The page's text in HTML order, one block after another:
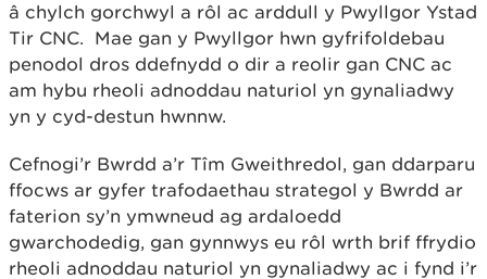
â chylch gorchwyl a rôl ac arddull y Pwyllgor Ystad
Tir CNC. Mae gan y Pwyllgor hwn gyfrifoldebau
penodol dros ddefnydd o dir a reolir gan CNC ac
am hybu rheoli adnoddau naturiol yn gynaliadwy
yn y cyd-destun hwnnw.
Cefnogi’r Bwrdd a’r Tîm Gweithredol, gan ddarparu
ffocws ar gyfer trafodaethau strategol y Bwrdd ar
faterion sy’n ymwneud ag ardaloedd
gwarchodedig, gan gynnwys eu rôl wrth brif ffrydio
rheoli adnoddau naturiol yn gynaliadwy ac i fynd i’r